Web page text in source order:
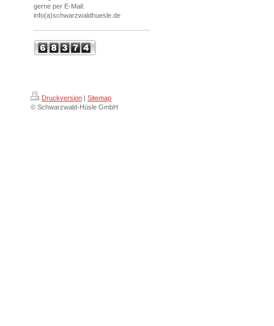
gerne per E-Mail:
info(a)schwarzwaldhuesle.de
Druckversion | Sitemap
© Schwarzwald-Hüsle GmbH